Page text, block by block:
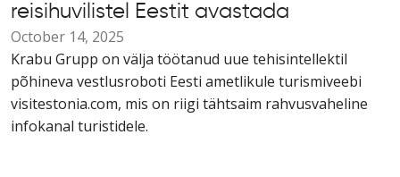
reisihuvilistel Eestit avastada
October 14, 2025
Krabu Grupp on välja töötanud uue tehisintellektil
põhineva vestlusroboti Eesti ametlikule turismiveebi
visitestonia.com, mis on riigi tähtsaim rahvusvaheline
infokanal turistidele.